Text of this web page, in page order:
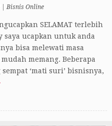
|Bisnis Online
SELAMAT terlebih
ucapkan untuk anda
bisa melewati masa
memang. Beberapa
‘mati suri’ bisnisnya,